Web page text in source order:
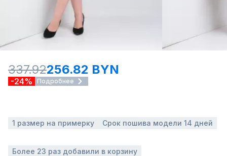
337.92256.82 BYN
-24% Подробнее
1 размер на примерку Срок пошива модели 14 дней
Более 23 раз добавили в корзину